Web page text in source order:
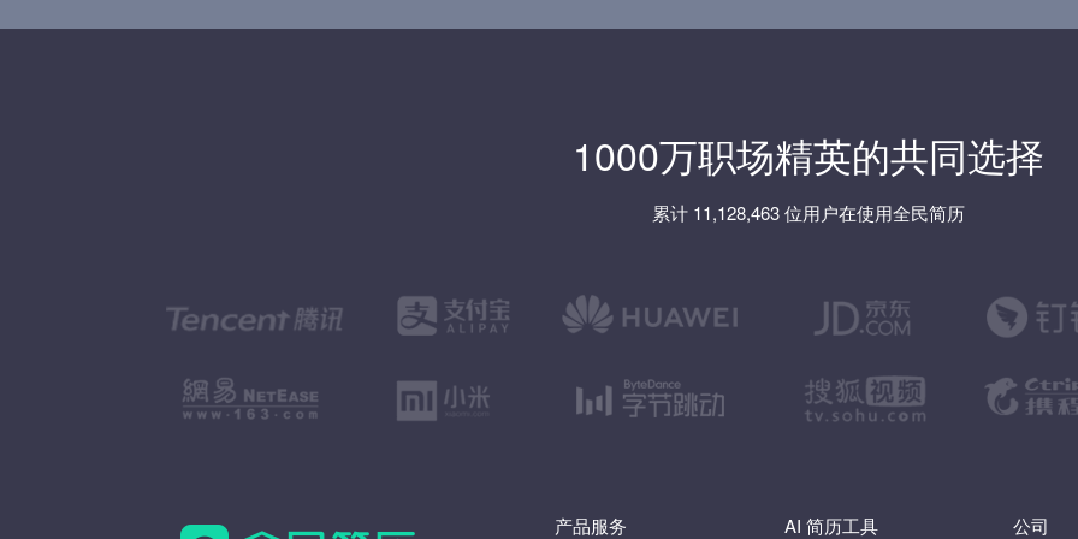
1000万职场精英的共同选择
累计 11,128,463 位用户在使用全民简历
产品服务 AI 简历工具 公司